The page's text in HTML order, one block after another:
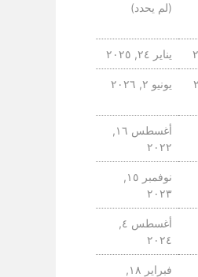
(لم يحدد)
يناير ٢٤, ٢٠٢٥
يونيو ٢, ٢٠٢٦
أغسطس ١٦,
٢٠٢٢
نوفمبر ١٥,
٢٠٢٣
أغسطس ٤,
٢٠٢٤
فبراير ١٨,